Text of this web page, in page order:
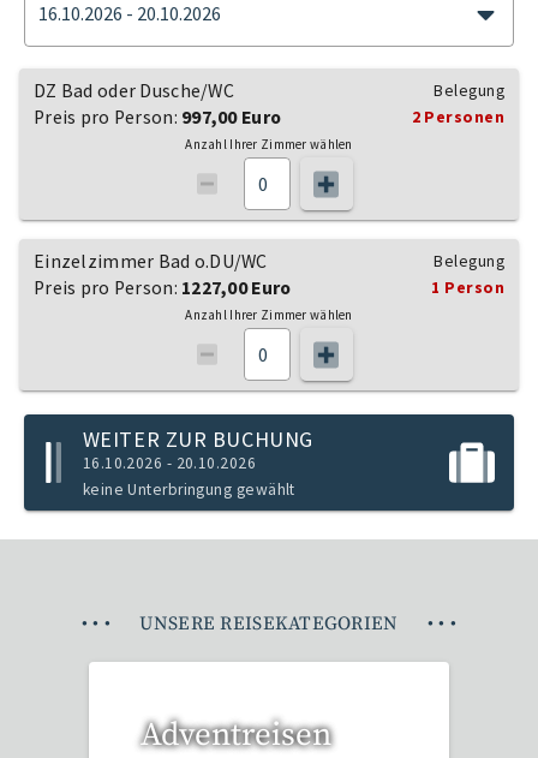
16.10.2026 - 20.10.2026
DZ Bad oder Dusche/WC
Preis pro Person: 997,00 Euro
Belegung
2 Personen
Anzahl Ihrer Zimmer wählen
Einzelzimmer Bad o.DU/WC
Preis pro Person: 1227,00 Euro
Belegung
1 Person
Anzahl Ihrer Zimmer wählen
WEITER ZUR BUCHUNG
16.10.2026 - 20.10.2026
keine Unterbringung gewählt
• • • UNSERE REISEKATEGORIEN • • •
Adventreisen